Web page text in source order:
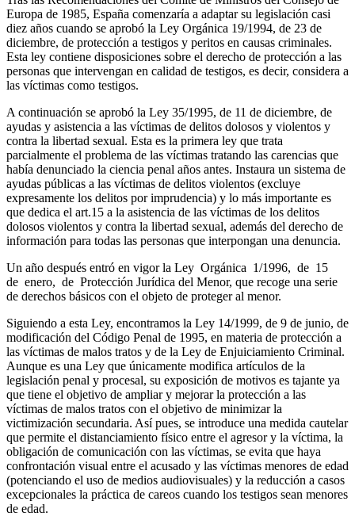
Europa de 1985, España comenzaría a adaptar su legislación casi
diez años cuando se aprobó la Ley Orgánica 19/1994, de 23 de
diciembre, de protección a testigos y peritos en causas criminales.
Esta ley contiene disposiciones sobre el derecho de protección a las
personas que intervengan en calidad de testigos, es decir, considera a
las víctimas como testigos.
A continuación se aprobó la Ley 35/1995, de 11 de diciembre, de
ayudas y asistencia a las víctimas de delitos dolosos y violentos y
contra la libertad sexual. Esta es la primera ley que trata
parcialmente el problema de las víctimas tratando las carencias que
había denunciado la ciencia penal años antes. Instaura un sistema de
ayudas públicas a las víctimas de delitos violentos (excluye
expresamente los delitos por imprudencia) y lo más importante es
que dedica el art.15 a la asistencia de las víctimas de los delitos
dolosos violentos y contra la libertad sexual, además del derecho de
información para todas las personas que interpongan una denuncia.
Un año después entró en vigor la Ley Orgánica 1/1996, de 15
de enero, de Protección Jurídica del Menor, que recoge una serie
de derechos básicos con el objeto de proteger al menor.
Siguiendo a esta Ley, encontramos la Ley 14/1999, de 9 de junio, de
modificación del Código Penal de 1995, en materia de protección a
las víctimas de malos tratos y de la Ley de Enjuiciamiento Criminal.
Aunque es una Ley que únicamente modifica artículos de la
legislación penal y procesal, su exposición de motivos es tajante ya
que tiene el objetivo de ampliar y mejorar la protección a las
víctimas de malos tratos con el objetivo de minimizar la
victimización secundaria. Así pues, se introduce una medida cautelar
que permite el distanciamiento físico entre el agresor y la víctima, la
obligación de comunicación con las víctimas, se evita que haya
confrontación visual entre el acusado y las víctimas menores de edad
(potenciando el uso de medios audiovisuales) y la reducción a casos
excepcionales la práctica de careos cuando los testigos sean menores
de edad.